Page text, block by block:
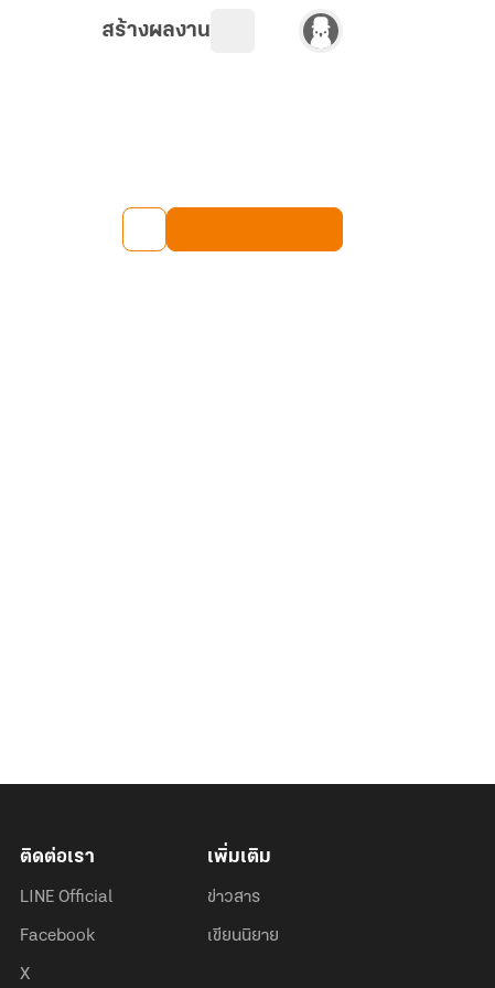
สร้างผลงาน
ติดต่อเรา
LINE Official
Facebook
X
เพิ่มเติม
ข่าวสาร
เขียนนิยาย